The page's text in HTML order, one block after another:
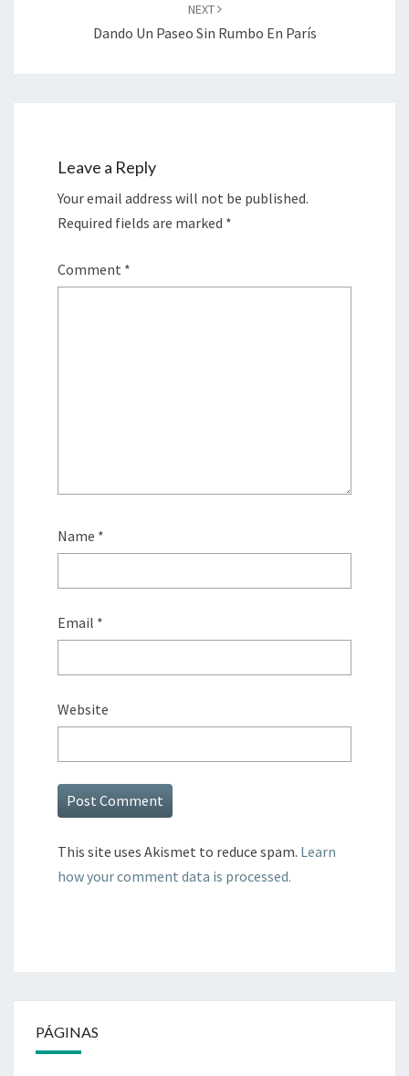
NEXT
Dando Un Paseo Sin Rumbo En París
Leave a Reply
Your email address will not be published.
Required fields are marked *
Comment *
Name *
Email *
Website
This site uses Akismet to reduce spam. Learn
how your comment data is processed.
PÁGINAS